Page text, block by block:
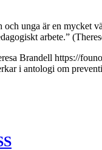
unga är en
arbete.”
Brandell https://
i antologi om